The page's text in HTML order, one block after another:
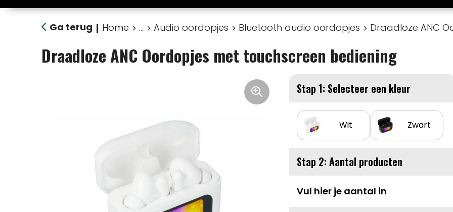
Ga terug | Home ... Audio oordopjes Bluetooth audio oordopjes Draadloze ANC
Draadloze ANC Oordopjes met touchscreen bediening
Stap 1: Selecteer een kleur
Wit Zwart
Stap 2: Aantal producten
Vul hier je aantal in